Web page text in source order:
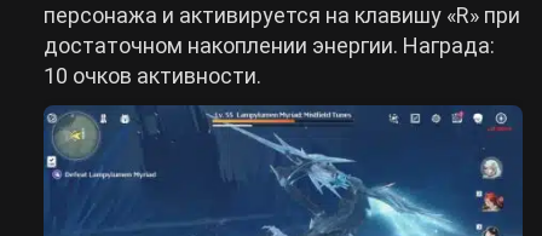
персонажа и активируется на клавишу «R» при
достаточном накоплении энергии. Награда:
10 очков активности.